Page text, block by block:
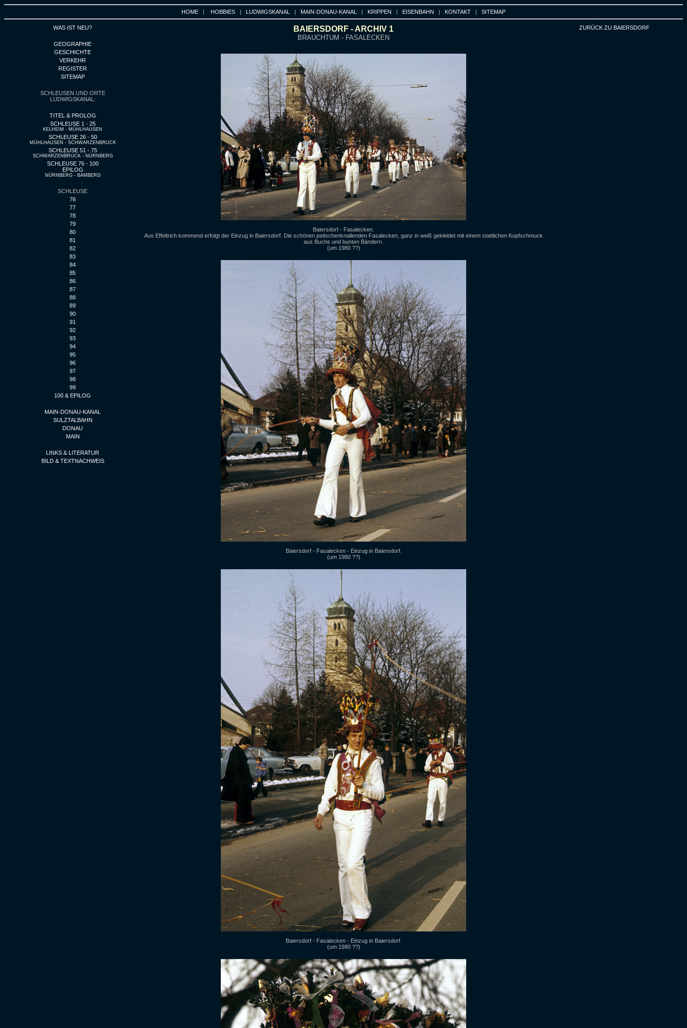
HOME | HOBBIES | LUDWIGSKANAL | MAIN-DONAU-KANAL | KRIPPEN | EISENBAHN | KONTAKT | SITEMAP
WAS IST NEU?
GEOGRAPHIE
GESCHICHTE
VERKEHR
REGISTER
SITEMAP
SCHLEUSEN UND ORTE
LUDWIGSKANAL:
TITEL & PROLOG
SCHLEUSE 1 - 25
KELHEIM - MÜHLHAUSEN
SCHLEUSE 26 - 50
MÜHLHAUSEN - SCHWARZENBRUCK
SCHLEUSE 51 - 75
SCHWARZENBRUCK - NÜRNBERG
SCHLEUSE 76 - 100
EPILOG
NÜRNBERG - BAMBERG
SCHLEUSE
76
77
78
79
80
81
82
83
84
85
86
87
88
89
90
91
92
93
94
95
96
97
98
99
100 & EPILOG
MAIN-DONAU-KANAL
SULZTALBAHN
DONAU
MAIN
LINKS & LITERATUR
BILD & TEXTNACHWEIS
BAIERSDORF - ARCHIV 1
BRAUCHTUM - FASALECKEN
Baiersdorf - Fasalecken.
Aus Effeltrich kommend erfolgt der Einzug in Baiersdorf. Die schönen peitschenknallenden Fasalecken, ganz in weiß gekleidet mit einem stattlichen Kopfschmuck
aus Buchs und bunten Bändern.
(um 1980 ??)
Baiersdorf - Fasalecken - Einzug in Baiersdorf.
(um 1980 ??)
Baiersdorf - Fasalecken - Einzug in Baiersdorf.
(um 1980 ??)
ZURÜCK ZU BAIERSDORF